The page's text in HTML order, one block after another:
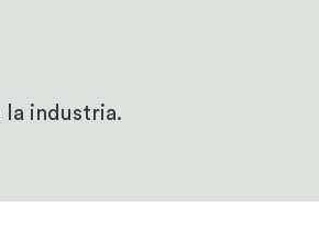
industria.